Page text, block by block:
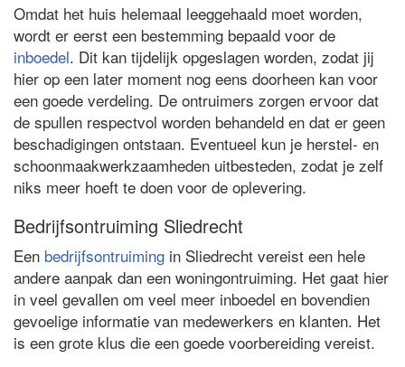
Omdat het huis helemaal leeggehaald moet worden,
wordt er eerst een bestemming bepaald voor de
inboedel. Dit kan tijdelijk opgeslagen worden, zodat jij
hier op een later moment nog eens doorheen kan voor
een goede verdeling. De ontruimers zorgen ervoor dat
de spullen respectvol worden behandeld en dat er geen
beschadigingen ontstaan. Eventueel kun je herstel- en
schoonmaakwerkzaamheden uitbesteden, zodat je zelf
niks meer hoeft te doen voor de oplevering.
Bedrijfsontruiming Sliedrecht
Een bedrijfsontruiming in Sliedrecht vereist een hele
andere aanpak dan een woningontruiming. Het gaat hier
in veel gevallen om veel meer inboedel en bovendien
gevoelige informatie van medewerkers en klanten. Het
is een grote klus die een goede voorbereiding vereist.